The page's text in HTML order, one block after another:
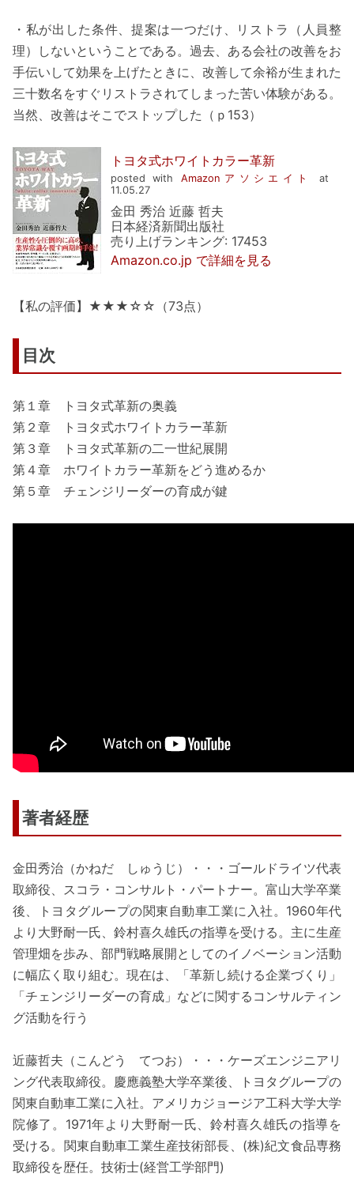
・私が出した条件、提案は一つだけ、リストラ（人員整
理）しないということである。過去、ある会社の改善をお
手伝いして効果を上げたときに、改善して余裕が生まれた
三十数名をすぐリストラされてしまった苦い体験がある。
当然、改善はそこでストップした（ｐ153）
トヨタ式ホワイトカラー革新
posted with Amazonアソシエイト
at
11.05.27
金田 秀治 近藤 哲夫
日本経済新聞出版社
売り上げランキング: 17453
Amazon.co.jp で詳細を見る
【私の評価】★★★☆☆（73点）
目次
第１章 トヨタ式革新の奥義
第２章 トヨタ式ホワイトカラー革新
第３章 トヨタ式革新の二一世紀展開
第４章 ホワイトカラー革新をどう進めるか
第５章 チェンジリーダーの育成が鍵
著者経歴
金田秀治（かねだ しゅうじ）・・・ゴールドライツ代表
取締役、スコラ・コンサルト・パートナー。富山大学卒業
後、トヨタグループの関東自動車工業に入社。1960年代
より大野耐一氏、鈴村喜久雄氏の指導を受ける。主に生産
管理畑を歩み、部門戦略展開としてのイノベーション活動
に幅広く取り組む。現在は、「革新し続ける企業づくり」
「チェンジリーダーの育成」などに関するコンサルティン
グ活動を行う
近藤哲夫（こんどう てつお）・・・ケーズエンジニアリ
ング代表取締役。慶應義塾大学卒業後、トヨタグループの
関東自動車工業に入社。アメリカジョージア工科大学大学
院修了。1971年より大野耐一氏、鈴村喜久雄氏の指導を
受ける。関東自動車工業生産技術部長、(株)紀文食品専務
取締役を歴任。技術士(経営工学部門)